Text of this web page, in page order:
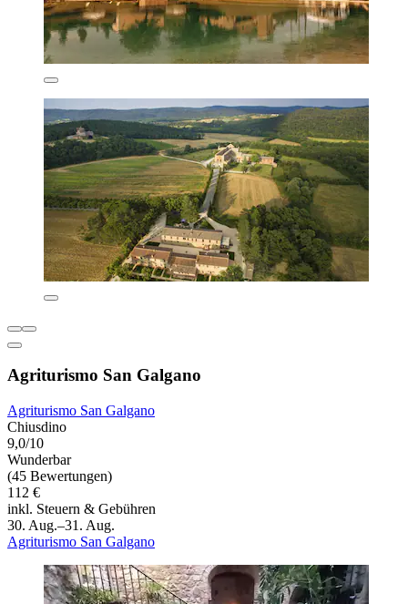
Agriturismo San Galgano
Agriturismo San Galgano
Chiusdino
9,0/10
Wunderbar
(45 Bewertungen)
112 €
inkl. Steuern & Gebühren
30. Aug.–31. Aug.
Agriturismo San Galgano